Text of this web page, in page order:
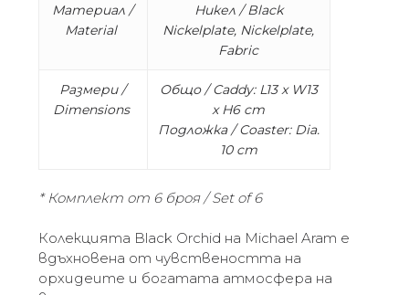
Материал /
Material
Никел / Black
Nickelplate, Nickelplate,
Fabric
Размери /
Dimensions
Общо / Caddy: L13 x W13
x H6 cm
Подложка / Coaster: Dia.
10 cm
* Комплект от 6 броя / Set of 6
Колекцията Black Orchid на Michael Aram е
вдъхновена от чувствеността на
орхидеите и богатата атмосфера на